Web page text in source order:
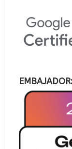
EMBAJADOR: